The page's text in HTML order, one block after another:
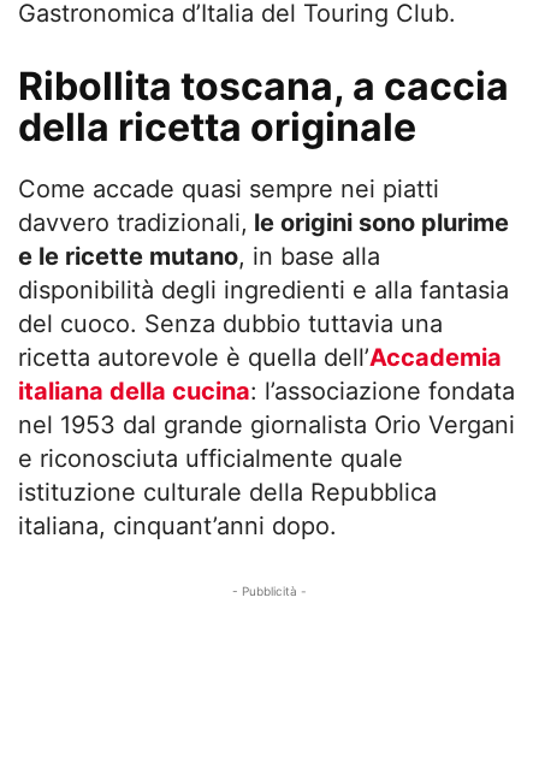
Gastronomica d’Italia del Touring Club.
Ribollita toscana, a caccia
della ricetta originale
Come accade quasi sempre nei piatti
davvero tradizionali, le origini sono plurime
e le ricette mutano, in base alla
disponibilità degli ingredienti e alla fantasia
del cuoco. Senza dubbio tuttavia una
ricetta autorevole è quella dell’Accademia
italiana della cucina: l’associazione fondata
nel 1953 dal grande giornalista Orio Vergani
e riconosciuta ufficialmente quale
istituzione culturale della Repubblica
italiana, cinquant’anni dopo.
- Pubblicità -